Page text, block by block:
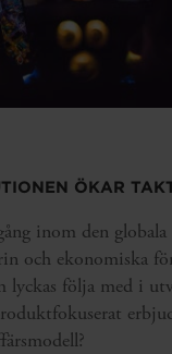
ÖKAR
inom den globala
och ekonomiska
lyckas följa med i